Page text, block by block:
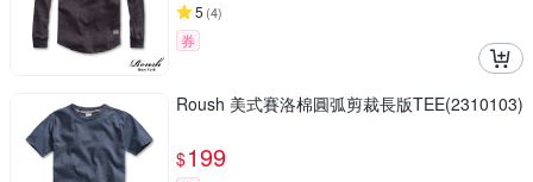
5 (4)
券
Roush 美式賽洛棉圓弧剪裁長版TEE(2310103)
$199